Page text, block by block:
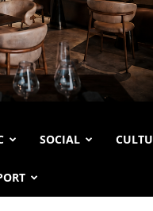
SOCIAL